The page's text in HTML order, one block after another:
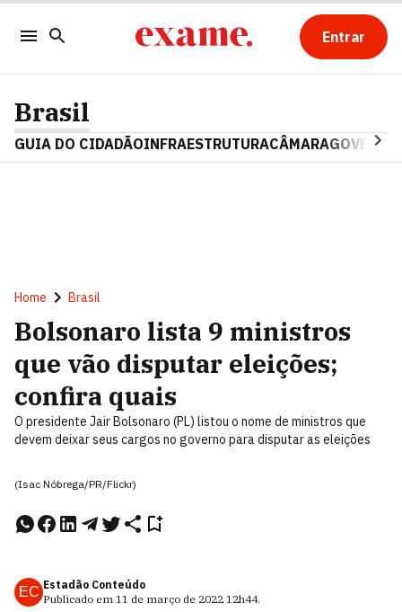
Entrar
Brasil
GUIA DO CIDADÃOINFRAESTRUTURACÂMARAGOVERNO
Home Brasil
Bolsonaro lista 9 ministros
que vão disputar eleições;
confira quais
O presidente Jair Bolsonaro (PL) listou o nome de ministros que
devem deixar seus cargos no governo para disputar as eleições
(Isac Nóbrega/PR/Flickr)
EC Estadão Conteúdo
Publicado em 11 de março de 2022 12h44.